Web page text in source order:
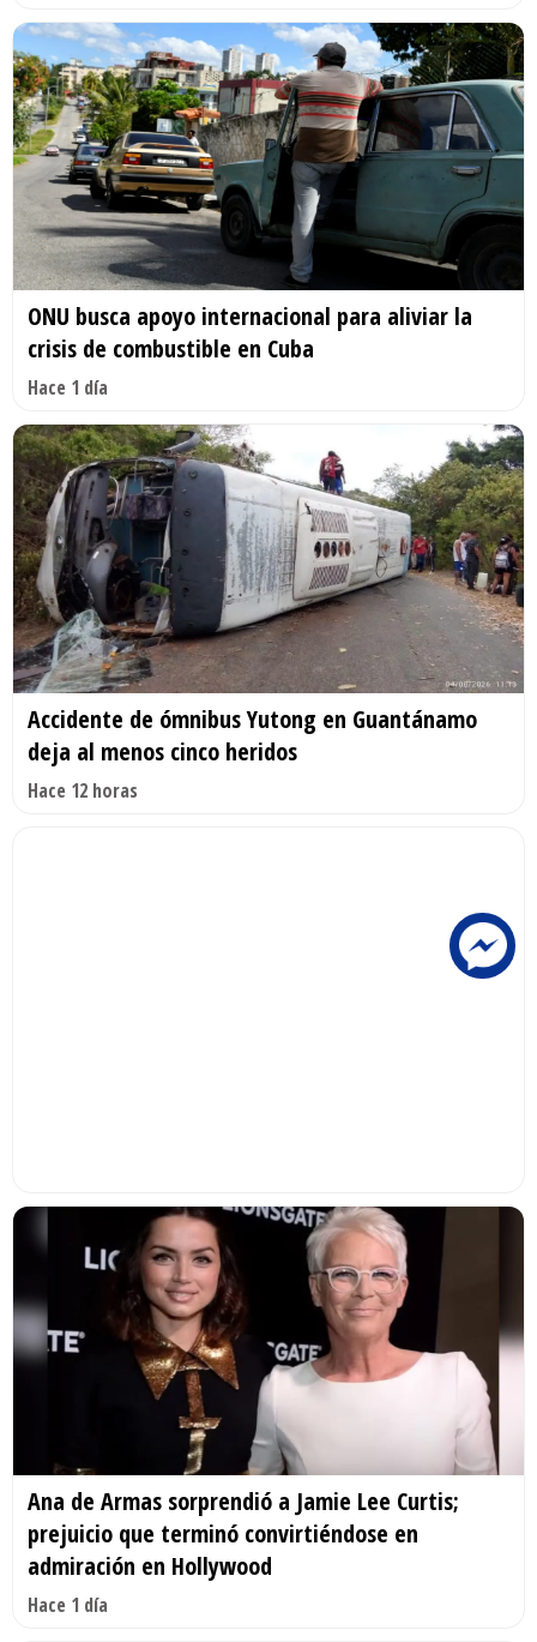
ONU busca apoyo internacional para aliviar la
crisis de combustible en Cuba
Hace 1 día
Accidente de ómnibus Yutong en Guantánamo
deja al menos cinco heridos
Hace 12 horas
Ana de Armas sorprendió a Jamie Lee Curtis;
prejuicio que terminó convirtiéndose en
admiración en Hollywood
Hace 1 día